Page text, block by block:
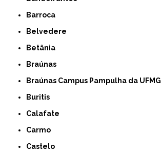
Barroca
Belvedere
Betânia
Braúnas
Braúnas Campus Pampulha da UFMG
Buritis
Calafate
Carmo
Castelo